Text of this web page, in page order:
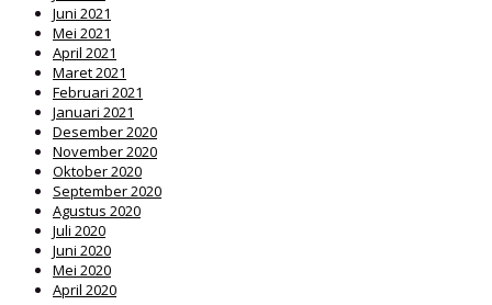
Juni 2021
Mei 2021
April 2021
Maret 2021
Februari 2021
Januari 2021
Desember 2020
November 2020
Oktober 2020
September 2020
Agustus 2020
Juli 2020
Juni 2020
Mei 2020
April 2020